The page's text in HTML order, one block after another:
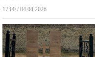
17:00 / 04.08.2026